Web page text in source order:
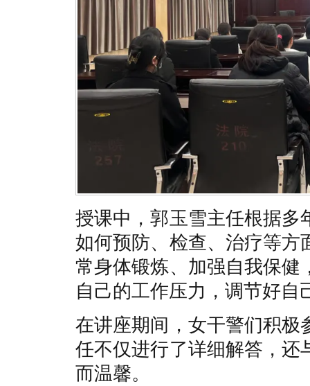
授课中，郭玉雪主任根据
如何预防、检查、治疗等
常身体锻炼、加强自我保
自己的工作压力，调节好
在讲座期间，女干警们积
任不仅进行了详细解答，
而温馨。